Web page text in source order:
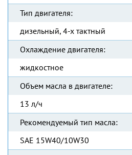
Тип двигателя:
дизельный, 4-х тактный
Охлаждение двигателя:
жидкостное
Объем масла в двигателе:
13 л/ч
Рекомендуемый тип масла:
SAE 15W40/10W30